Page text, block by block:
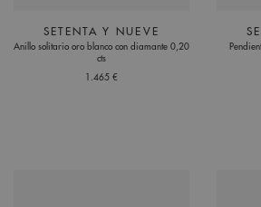
SETENTA Y NUEVE
Anillo solitario oro blanco con diamante 0,20
cts
1.465 €